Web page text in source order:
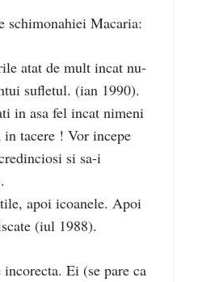
schimonahiei Macaria:
atat de mult incat nu-
sufletul. (ian 1990).
in asa fel incat nimeni
tacere ! Vor incepe
si sa-i
apoi icoanele. Apoi
(iul 1988).
Ei (se pare ca